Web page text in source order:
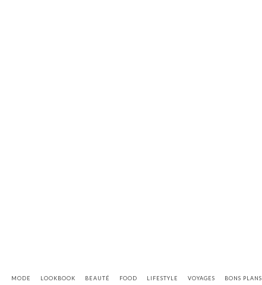
MODE LOOKBOOK BEAUTÉ FOOD LIFESTYLE VOYAGES BONS PLANS